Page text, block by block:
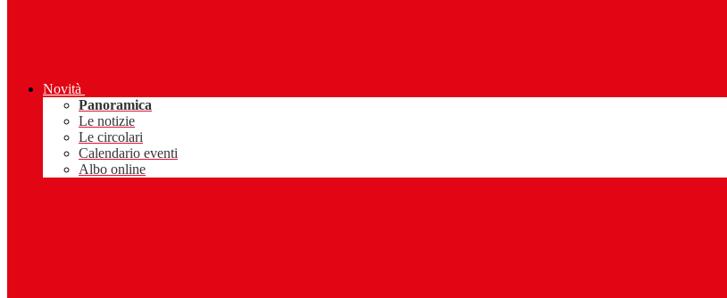
Novità
Panoramica
Le notizie
Le circolari
Calendario eventi
Albo online